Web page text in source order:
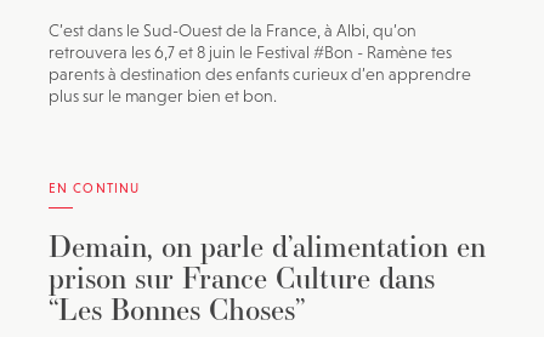
C’est dans le Sud-Ouest de la France, à Albi, qu’on
retrouvera les 6,7 et 8 juin le Festival #Bon - Ramène tes
parents à destination des enfants curieux d’en apprendre
plus sur le manger bien et bon.
EN CONTINU
Demain, on parle d’alimentation en
prison sur France Culture dans
“Les Bonnes Choses”